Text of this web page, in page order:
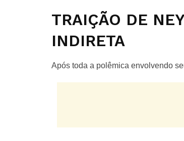
TRAIÇÃO DE
INDIRETA
Após toda a polêmica envolvendo